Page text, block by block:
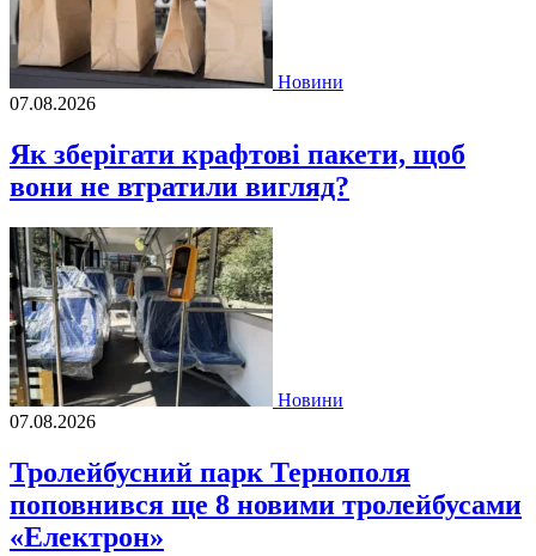
Новини
07.08.2026
Як зберігати крафтові пакети, щоб
вони не втратили вигляд?
Новини
07.08.2026
Тролейбусний парк Тернополя
поповнився ще 8 новими тролейбусами
«Електрон»